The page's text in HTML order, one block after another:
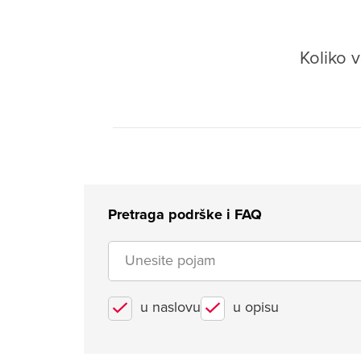
Koliko
Pretraga podrške i FAQ
u naslovu u opisu